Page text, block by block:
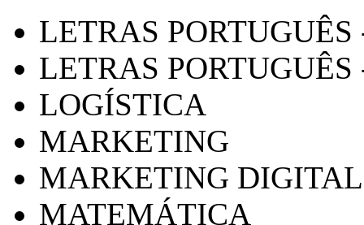
LETRAS
LETRAS PORTUGUÊS
LOGÍSTICA
MARKETING
MARKETING DIGITAL
MATEMÁTICA